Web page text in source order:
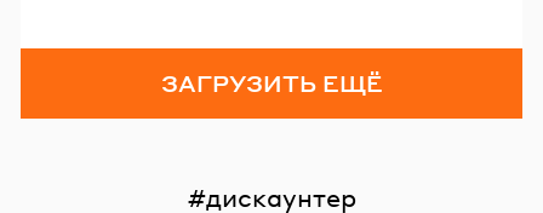
ЗАГРУЗИТЬ ЕЩЁ
дискаунтер